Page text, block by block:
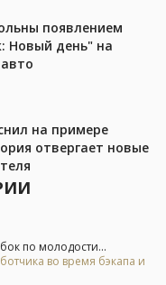
появлением
Новый день" на
на примере
отвергает новые
по молодости...
во время бэкапа и